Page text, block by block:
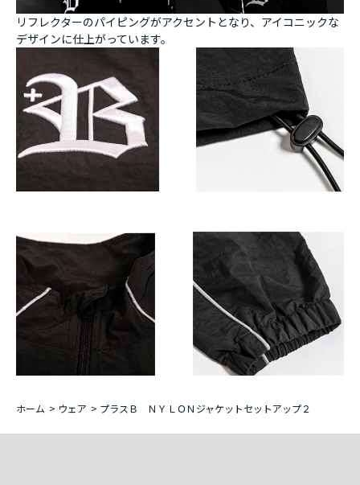
リフレクターのパイピングがアクセントとなり、アイコニックな
デザインに仕上がっています。
ホーム > ウェア > プラスＢ ＮＹＬＯＮジャケットセットアップ２